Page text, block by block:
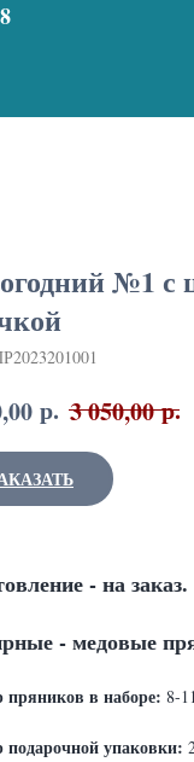
№1 с
р. 3 050,00 р.
- на заказ.
- медовые
пряников в наборе: 8-
подарочной упаковки: